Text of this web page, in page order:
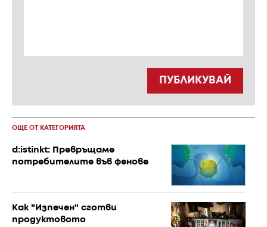
ПУБЛИКУВАЙ
ОЩЕ ОТ КАТЕГОРИЯТА
d:istinkt: Превръщаме
потребителите във фенове
Как "Изпечен" сготви
продуктовото